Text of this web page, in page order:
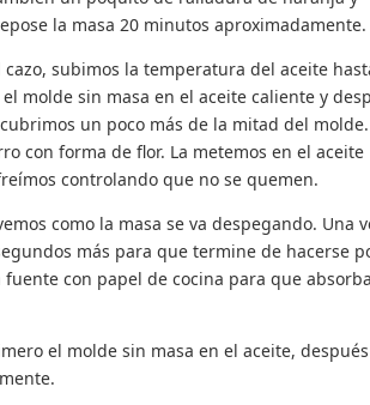
la masa 20 minutos aproximadamente.
subimos la temperatura del aceite
molde sin masa en el aceite caliente y
un poco más de la mitad del molde.
con forma de flor. La metemos en el aceite
controlando que no se quemen.
como la masa se va despegando. Una
más para que termine de hacerse
con papel de cocina para que
el molde sin masa en el aceite, después